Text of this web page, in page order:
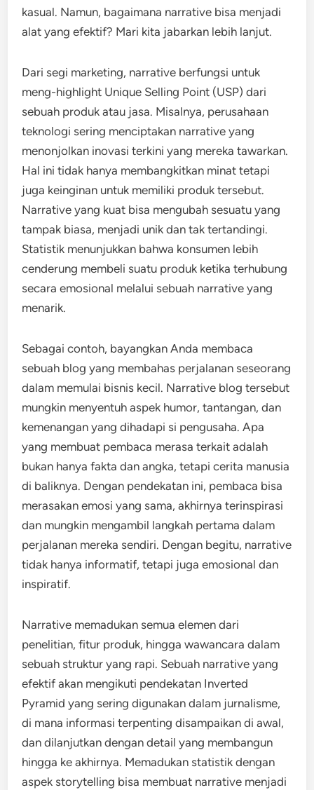
kasual. Namun, bagaimana narrative bisa menjadi
alat yang efektif? Mari kita jabarkan lebih lanjut.
Dari segi marketing, narrative berfungsi untuk
meng-highlight Unique Selling Point (USP) dari
sebuah produk atau jasa. Misalnya, perusahaan
teknologi sering menciptakan narrative yang
menonjolkan inovasi terkini yang mereka tawarkan.
Hal ini tidak hanya membangkitkan minat tetapi
juga keinginan untuk memiliki produk tersebut.
Narrative yang kuat bisa mengubah sesuatu yang
tampak biasa, menjadi unik dan tak tertandingi.
Statistik menunjukkan bahwa konsumen lebih
cenderung membeli suatu produk ketika terhubung
secara emosional melalui sebuah narrative yang
menarik.
Sebagai contoh, bayangkan Anda membaca
sebuah blog yang membahas perjalanan seseorang
dalam memulai bisnis kecil. Narrative blog tersebut
mungkin menyentuh aspek humor, tantangan, dan
kemenangan yang dihadapi si pengusaha. Apa
yang membuat pembaca merasa terkait adalah
bukan hanya fakta dan angka, tetapi cerita manusia
di baliknya. Dengan pendekatan ini, pembaca bisa
merasakan emosi yang sama, akhirnya terinspirasi
dan mungkin mengambil langkah pertama dalam
perjalanan mereka sendiri. Dengan begitu, narrative
tidak hanya informatif, tetapi juga emosional dan
inspiratif.
Narrative memadukan semua elemen dari
penelitian, fitur produk, hingga wawancara dalam
sebuah struktur yang rapi. Sebuah narrative yang
efektif akan mengikuti pendekatan Inverted
Pyramid yang sering digunakan dalam jurnalisme,
di mana informasi terpenting disampaikan di awal,
dan dilanjutkan dengan detail yang membangun
hingga ke akhirnya. Memadukan statistik dengan
aspek storytelling bisa membuat narrative menjadi